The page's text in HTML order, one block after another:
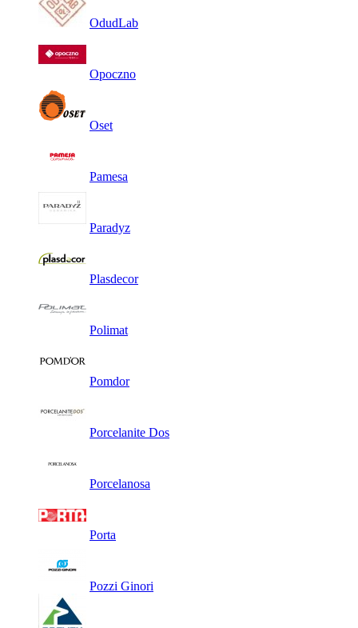
OdudLab
Opoczno
Oset
Pamesa
Paradyz
Plasdecor
Polimat
Pomdor
Porcelanite Dos
Porcelanosa
Porta
Pozzi Ginori